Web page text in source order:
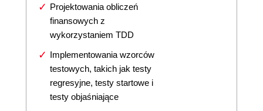
Projektowania obliczeń
finansowych z
wykorzystaniem TDD
Implementowania wzorców
testowych, takich jak testy
regresyjne, testy startowe i
testy objaśniające